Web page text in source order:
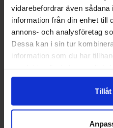
vidarebefordrar även sådana
information från din enhet till
annons- och analysföretag
Dessa kan i sin tur
information som du har
Tillåt
Andra